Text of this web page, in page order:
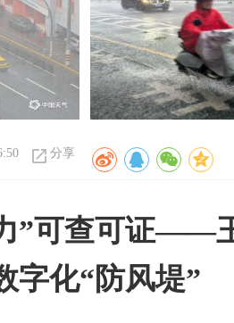
分享
”可查可证——
字化“防风堤”